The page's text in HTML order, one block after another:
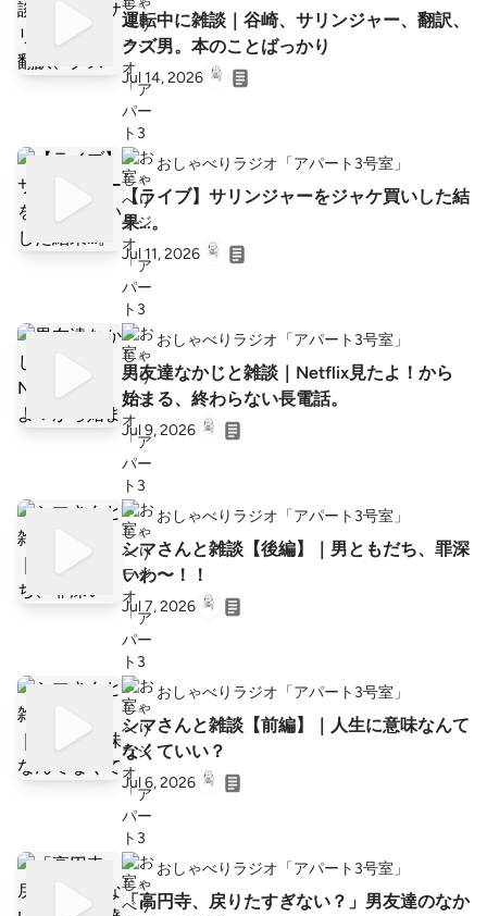
運転中に雑談｜谷崎、サリンジャー、翻訳、
クズ男。本のことばっかり
Jul 14, 2026
おしゃべりラジオ「アパート3号室」
【ライブ】サリンジャーをジャケ買いした結
果…。
Jul 11, 2026
おしゃべりラジオ「アパート3号室」
男友達なかじと雑談｜Netflix見たよ！から
始まる、終わらない長電話。
Jul 9, 2026
おしゃべりラジオ「アパート3号室」
シマさんと雑談【後編】｜男ともだち、罪深
いわ〜！！
Jul 7, 2026
おしゃべりラジオ「アパート3号室」
シマさんと雑談【前編】｜人生に意味なんて
なくていい？
Jul 6, 2026
おしゃべりラジオ「アパート3号室」
「高円寺、戻りたすぎない？」男友達のなか